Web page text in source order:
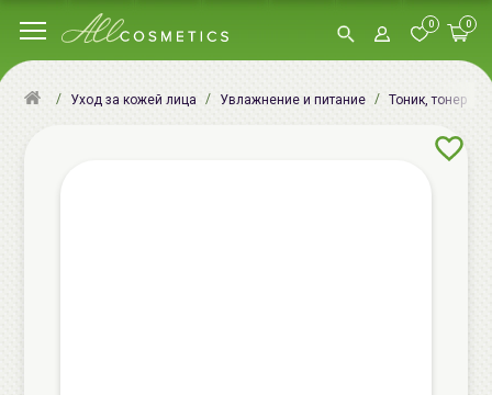
0 0
Уход за кожей лица Увлажнение и питание Тоник, тонер